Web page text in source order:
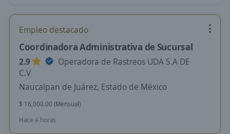
Empleo destacado
Coordinadora Administrativa de Sucursal
2.9
Operadora de Rastreos UDA S.A DE
C.V
Naucalpan de Juárez, Estado de México
$ 16,000.00 (Mensual)
Hace 4 horas